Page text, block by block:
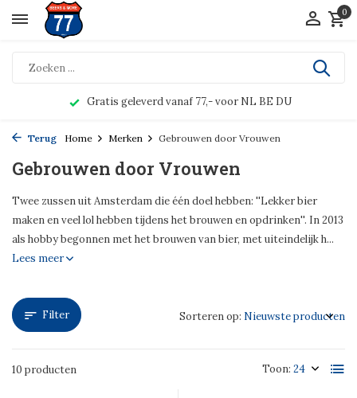
0
Gratis geleverd vanaf 77,- voor NL BE DU
Terug Home Merken Gebrouwen door Vrouwen
Gebrouwen door Vrouwen
Twee zussen uit Amsterdam die één doel hebben: ''Lekker bier
maken en veel lol hebben tijdens het brouwen en opdrinken''. In 2013
als hobby begonnen met het brouwen van bier, met uiteindelijk h...
Lees meer
Filter
10 producten Toon:
Sorteren op: